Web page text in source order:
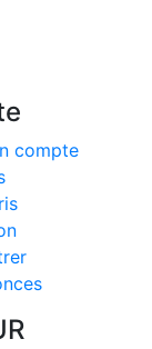
compte